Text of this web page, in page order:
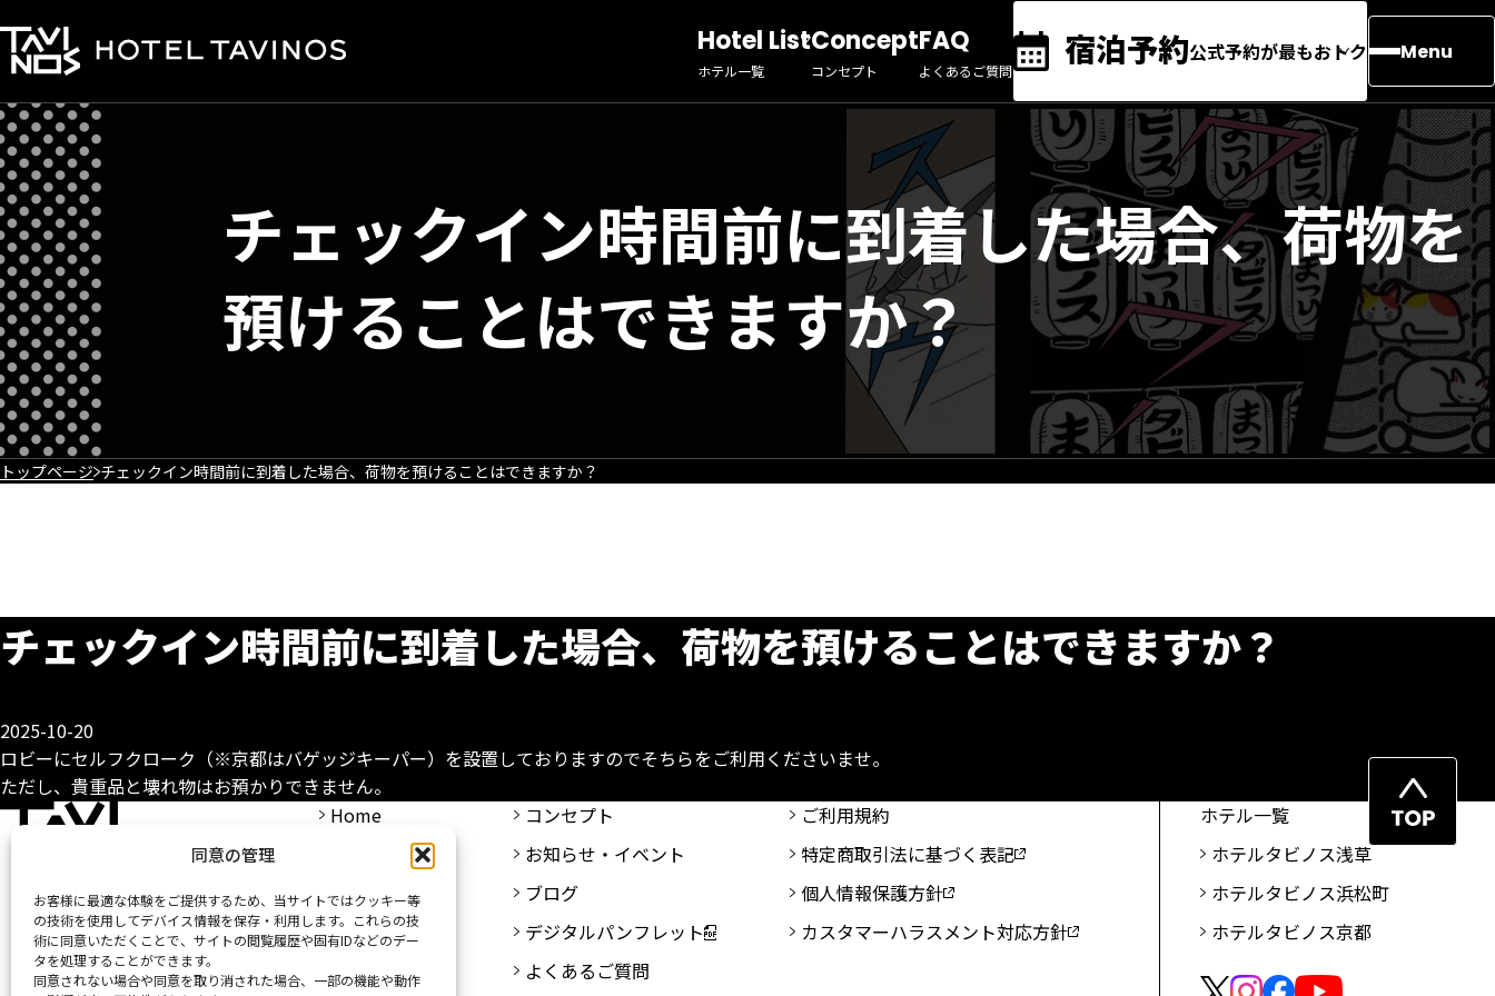
同意の管理
お客様に最適な体験をご提供するため、当サイトではクッキー等
の技術を使用してデバイス情報を保存・利用します。これらの技
術に同意いただくことで、サイトの閲覧履歴や固有IDなどのデー
タを処理することができます。
同意されない場合や同意を取り消された場合、一部の機能や動作
Hotel List
ホテル一覧
Concept
コンセプト
FAQ
よくあるご質問 宿泊予約公式予約が最もおトク Menu
チェックイン時間前に到着した場合、荷物を
預けることはできますか？
トップページ チェックイン時間前に到着した場合、荷物を預けることはできますか？
チェックイン時間前に到着した場合、荷物を預けることはできますか？
2025-10-20
ロビーにセルフクローク（※京都はバゲッジキーパー）を設置しておりますのでそちらをご利用くださいませ。
ただし、貴重品と壊れ物はお預かりできません。
ペ
ー
Home
コンセプト
お知らせ・イベント
ブログ
デジタルパンフレット
よくあるご質問
ご利用規約
特定商取引法に基づく表記
個人情報保護方針
カスタマーハラスメント対応方針
ホテル一覧
ホテルタビノス浅草
ホテルタビノス浜松町
ホテルタビノス京都